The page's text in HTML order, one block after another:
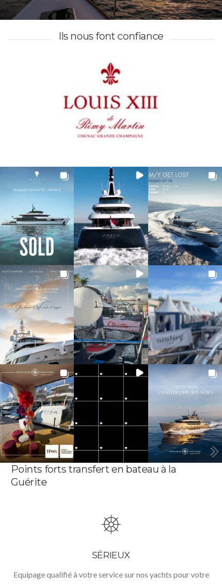
Ils nous font confiance
Points forts transfert en bateau à la
Guérite
SÉRIEUX
Equipage qualifié à votre service sur nos yachts pour votre